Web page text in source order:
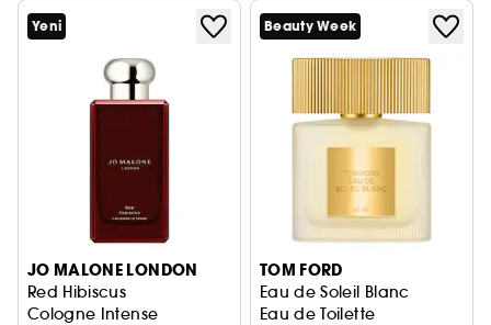
Yeni
JO MALONE LONDON
Red Hibiscus
Cologne Intense
Beauty Week
TOM FORD
Eau de Soleil Blanc
Eau de Toilette